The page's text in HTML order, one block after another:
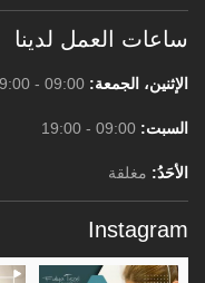
ساعات العمل لدينا
الإثنين، الجمعة:
السبت:
الأحَدُ: مغلقة
Instagram